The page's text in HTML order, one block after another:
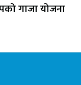
गाजा योजना